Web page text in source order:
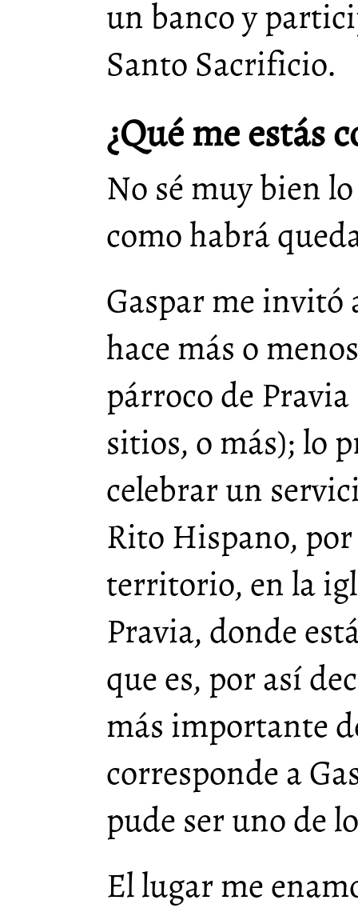
un banco y
Santo Sacrificio.
¿Qué me estás
No sé muy bien
como habrá
Gaspar me invitó
hace más o
párroco de
sitios, o más); lo
celebrar un
Rito Hispano,
territorio, en la
Pravia, donde
que es, por así
más importante
corresponde a
pude ser uno de
El lugar me